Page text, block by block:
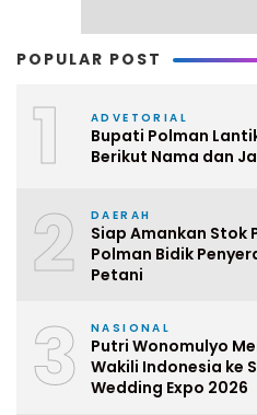
POPULAR POST
1 ADVETORIAL
Bupati Polman
Berikut Nama dan
2 DAERAH
Siap Amankan Stok
Polman Bidik
Petani
3 NASIONAL
Putri Wonomulyo
Wakili Indonesia ke
Wedding Expo 2026